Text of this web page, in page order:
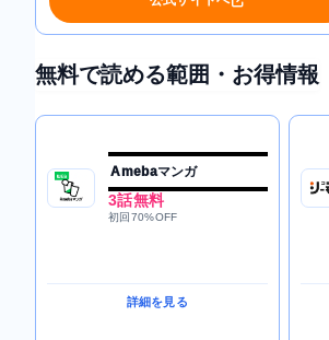
無料で読める範囲・お得情報
Amebaマンガ
3話無料
初回70%OFF
詳細を見る